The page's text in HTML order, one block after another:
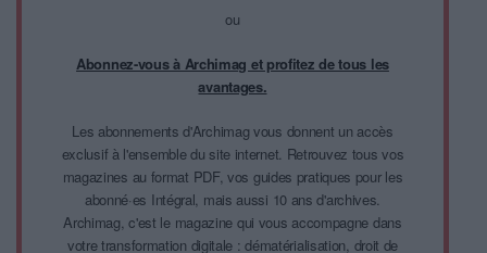
ou
Abonnez-vous à Archimag et profitez de tous les
avantages.
Les abonnements d'Archimag vous donnent un accès
exclusif à l'ensemble du site internet. Retrouvez tous vos
magazines au format PDF, vos guides pratiques pour les
abonné·es Intégral, mais aussi 10 ans d'archives.
Archimag, c'est le magazine qui vous accompagne dans
votre transformation digitale : dématérialisation, droit de